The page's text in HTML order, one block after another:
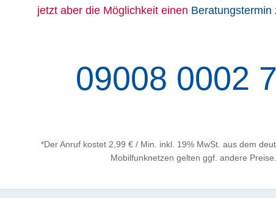
jetzt aber die Möglichkeit einen Beratungstermin
09008 0002
*Der Anruf kostet 2,99 € / Min. inkl. 19% MwSt. aus dem
Mobilfunknetzen gelten ggf. andere Preise.